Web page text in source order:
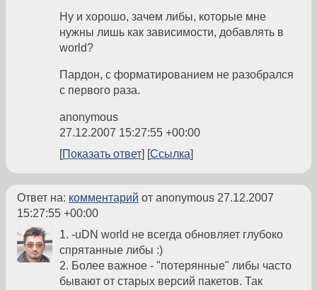
Ну и хорошо, зачем либы, которые мне
нужны лишь как зависимости, добавлять в
world?
Пардон, с форматированием не разобрался
с первого раза.
anonymous
27.12.2007 15:27:55 +00:00
Показать ответ
Ссылка
Ответ на: комментарий от anonymous 27.12.2007
15:27:55 +00:00
1. -uDN world не всегда обновляет глубоко
спрятанные либы :)
2. Более важное - "потерянные" либы часто
бывают от старых версий пакетов. Так